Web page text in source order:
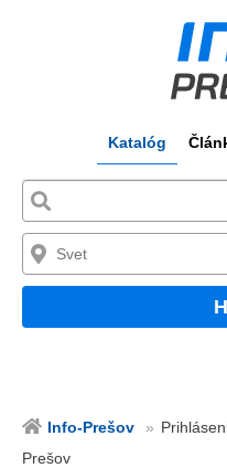
Katalóg
Info-Prešov
Prešov